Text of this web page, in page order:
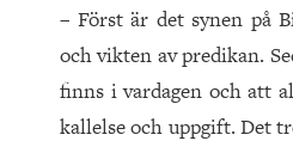
– Först är det synen på
och vikten av predikan.
finns i vardagen och att
kallelse och uppgift. Det